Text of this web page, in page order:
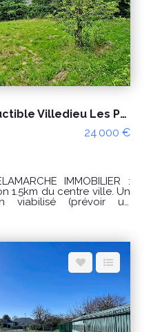
A vendre terrain constructible Villedieu Les Poeles 450 m2
24 000 €
IMMOBILIER :
1.5km du centre ville. Un
viabilisé (prévoir un
sur le site
Pour visiter :
Florian GINARD